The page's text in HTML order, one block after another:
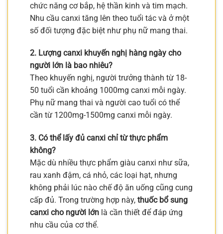
chức năng cơ bắp, hệ thần kinh và tim mạch.
Nhu cầu canxi tăng lên theo tuổi tác và ở một
số đối tượng đặc biệt như phụ nữ mang thai.
2. Lượng canxi khuyến nghị hàng ngày cho
người lớn là bao nhiêu?
Theo khuyến nghị, người trưởng thành từ 18-
50 tuổi cần khoảng 1000mg canxi mỗi ngày.
Phụ nữ mang thai và người cao tuổi có thể
cần từ 1200mg-1500mg canxi mỗi ngày.
3. Có thể lấy đủ canxi chỉ từ thực phẩm
không?
Mặc dù nhiều thực phẩm giàu canxi như sữa,
rau xanh đậm, cá nhỏ, các loại hạt, nhưng
không phải lúc nào chế độ ăn uống cũng cung
cấp đủ. Trong trường hợp này, thuốc bổ sung
canxi cho người lớn là cần thiết để đáp ứng
nhu cầu của cơ thể.